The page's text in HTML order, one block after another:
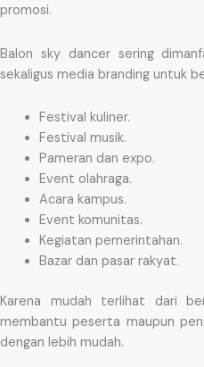
promosi.
Balon sky dancer sering
sekaligus media branding untuk
Festival kuliner.
Festival musik.
Pameran dan expo.
Event olahraga.
Acara kampus.
Event komunitas.
Kegiatan pemerintahan.
Bazar dan pasar rakyat.
Karena mudah terlihat dari
membantu peserta maupun
dengan lebih mudah.